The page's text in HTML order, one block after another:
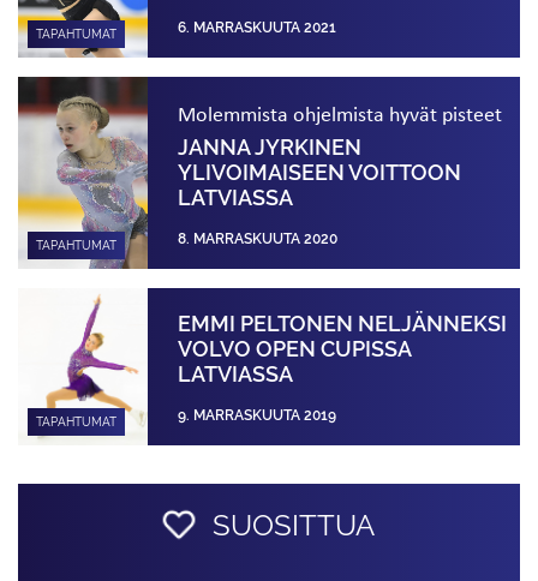
TAPAHTUMAT 6. MARRASKUUTA 2021
TAPAHTUMAT
Molemmista ohjelmista hyvät pisteet
JANNA JYRKINEN
YLIVOIMAISEEN VOITTOON
LATVIASSA
8. MARRASKUUTA 2020
TAPAHTUMAT
EMMI PELTONEN NELJÄNNEKSI
VOLVO OPEN CUPISSA
LATVIASSA
9. MARRASKUUTA 2019
SUOSITTUA